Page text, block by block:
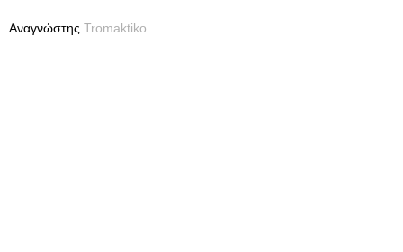
Αναγνώστης Tromaktiko